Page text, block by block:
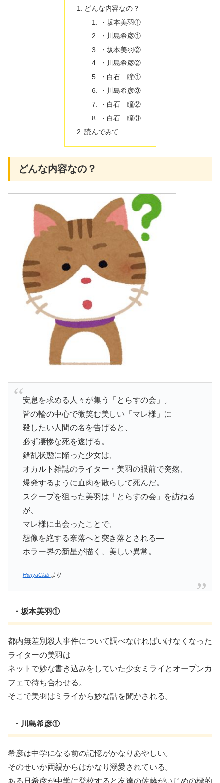
どんな内容なの？
・坂本美羽①
・川島希彦①
・坂本美羽②
・川島希彦②
・白石 瞳①
・川島希彦③
・白石 瞳②
・白石 瞳③
読んでみて
どんな内容なの？
安息を求める人々が集う「とらすの会」。
皆の輪の中心で微笑む美しい「マレ様」に
殺したい人間の名を告げると、
必ず凄惨な死を遂げる。
錯乱状態に陥った少女は、
オカルト雑誌のライター・美羽の眼前で突然、
爆発するように血肉を散らして死んだ。
スクープを狙った美羽は「とらすの会」を訪ねる
が、
マレ様に出会ったことで、
想像を絶する奈落へと突き落とされる―
ホラー界の新星が描く、美しい異常。
HonyaClub より
・坂本美羽①
都内無差別殺人事件について調べなければいけなくなった
ライターの美羽は
ネットで妙な書き込みをしていた少女ミライとオープンカ
フェで待ち合わせる。
そこで美羽はミライから妙な話を聞かされる。
・川島希彦①
希彦は中学になる前の記憶がかなりあやしい。
そのせいか両親からはかなり溺愛されている。
ある日希彦が中学に登校すると友達の佐藤がいじめの標的